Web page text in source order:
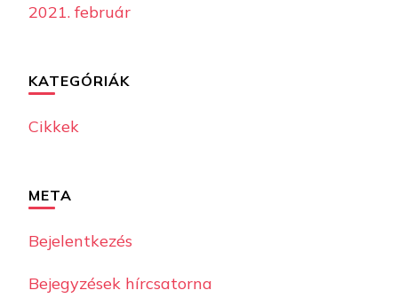
2021. február
KATEGÓRIÁK
Cikkek
META
Bejelentkezés
Bejegyzések hírcsatorna